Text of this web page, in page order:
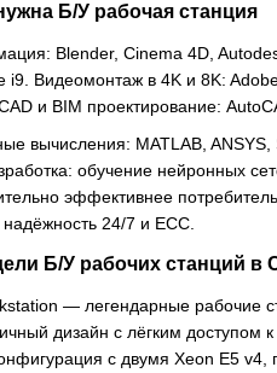
Б/У рабочая станция
Blender, Cinema 4D,
i9. Видеомонтаж в 4K и 8K:
и BIM проектирование:
вычисления: MATLAB, ANSYS,
обучение нейронных
эффективнее
24/7 и ECC.
Б/У рабочих станций в
— легендарные рабочие
дизайн с лёгким доступом
с двумя Xeon E5